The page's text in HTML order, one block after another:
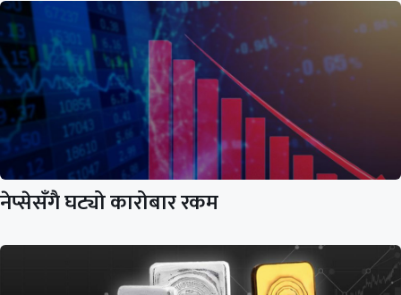
नेप्सेसँगै घट्यो कारोबार रकम